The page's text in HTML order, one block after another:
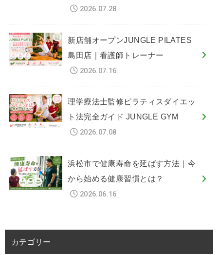
2026.07.28
新店舗オープンJUNGLE PILATES
島田店｜看護師トレーナー
2026.07.16
理学療法士監修ピラティスダイエッ
ト法完全ガイド JUNGLE GYM
2026.07.08
浜松市で健康寿命を延ばす方法｜今
から始める健康習慣とは？
2026.06.16
カテゴリー